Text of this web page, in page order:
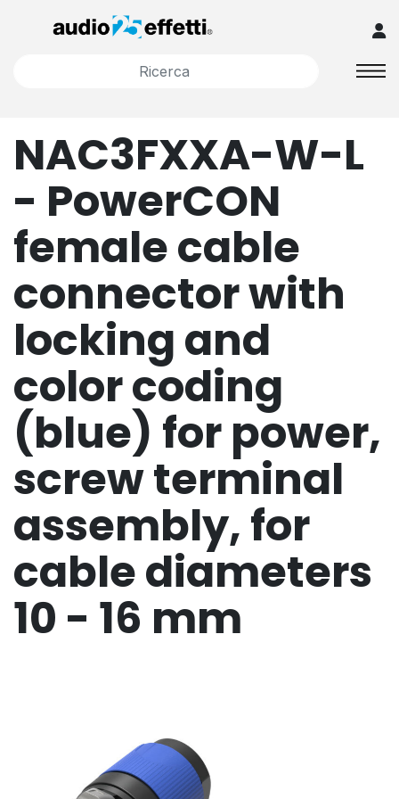
NAC3FXXA-W-L
- PowerCON
female cable
connector with
locking and
color coding
(blue) for power,
screw terminal
assembly, for
cable diameters
10 - 16 mm